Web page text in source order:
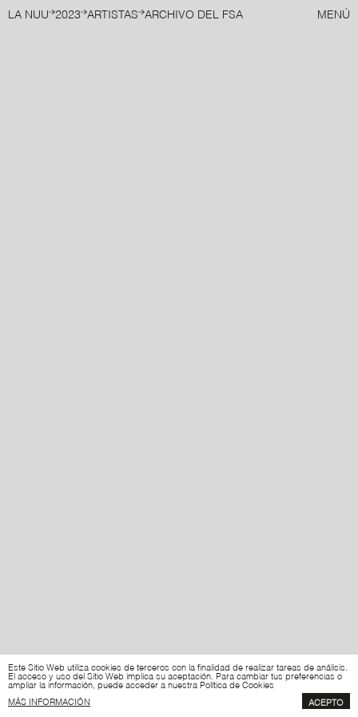
LA NUU 2023 ARTISTAS ARCHIVO DEL FSA MENÚ
Este Sitio Web utiliza cookies de terceros con la finalidad de realizar tareas de análisis.
El acceso y uso del Sitio Web implica su aceptación. Para cambiar tus preferencias o
ampliar la información, puede acceder a nuestra Política de Cookies
MÁS INFORMACIÓN ACEPTO